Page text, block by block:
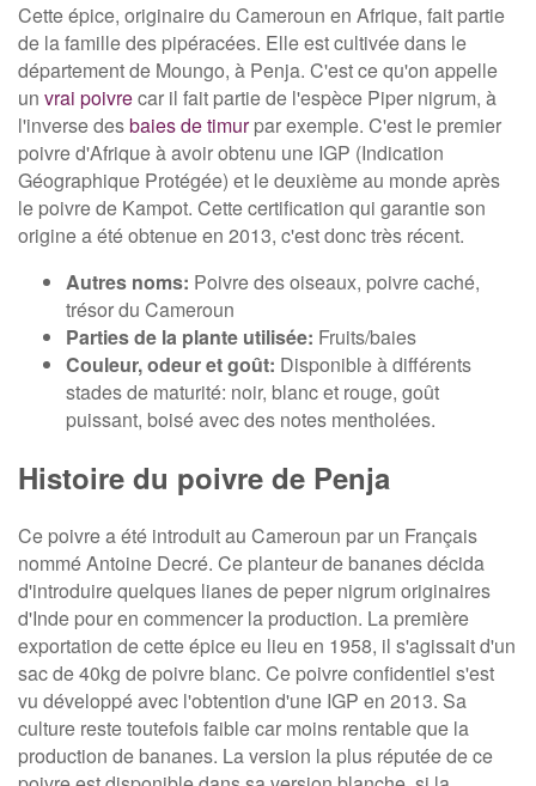
Cette épice, originaire du Cameroun en Afrique, fait partie
de la famille des pipéracées. Elle est cultivée dans le
département de Moungo, à Penja. C'est ce qu'on appelle
un vrai poivrecar il fait partie de l'espèce Piper nigrum, à
l'inverse desbaies de timurpar exemple. C'est le premier
poivre d'Afrique à avoir obtenu une IGP (Indication
Géographique Protégée) et le deuxième au monde après
le poivre de Kampot. Cette certification qui garantie son
origine a été obtenue en 2013, c'est donc très récent.
Autres noms: Poivre des oiseaux, poivre caché,
trésor du Cameroun
Parties de la plante utilisée: Fruits/baies
Couleur, odeur et goût: Disponible à différents
stades de maturité: noir, blanc et rouge, goût
puissant, boisé avec des notes mentholées.
Histoire du poivre de Penja
Ce poivre a été introduit au Cameroun par un Français
nommé Antoine Decré. Ce planteur de bananes décida
d'introduire quelques lianes de peper nigrum originaires
d'Inde pour en commencer la production. La première
exportation de cette épice eu lieu en 1958, il s'agissait d'un
sac de 40kg de poivre blanc. Ce poivre confidentiel s'est
vu développé avec l'obtention d'une IGP en 2013. Sa
culture reste toutefois faible car moins rentable que la
production de bananes. La version la plus réputée de ce